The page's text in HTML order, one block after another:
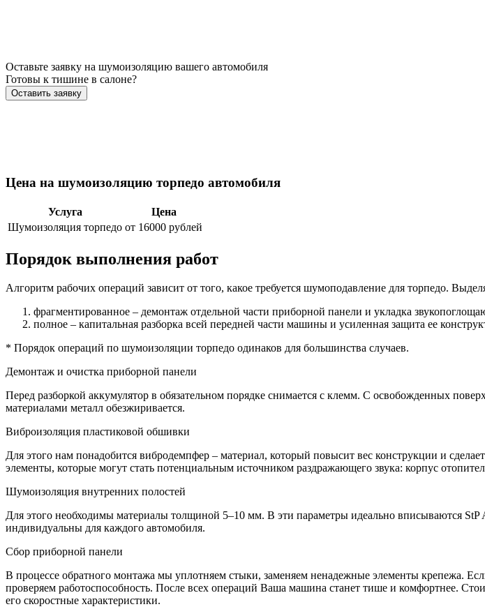
Оставьте заявку на шумоизоляцию вашего автомобиля
Готовы к тишине в салоне?
Оставить заявку
Цена на шумоизоляцию торпедо автомобиля
Услуга
Цена
Шумоизоляция торпедо от 16000 рублей
Порядок выполнения работ
Алгоритм рабочих операций зависит от того, какое требуется шумоподавление для торпедо.
фрагментированное – демонтаж отдельной части приборной панели и укладка
полное – капитальная разборка всей передней части машины и усиленная защита ее
* Порядок операций по шумоизоляции торпедо одинаков для большинства случаев.
Демонтаж и очистка приборной панели
Перед разборкой аккумулятор в обязательном порядке снимается с клемм. С освобожденных
материалами металл обезжиривается.
Виброизоляция пластиковой обшивки
Для этого нам понадобится вибродемпфер – материал, который повысит вес конструкции и
элементы, которые могут стать потенциальным источником раздражающего звука: корпус
Шумоизоляция внутренних полостей
Для этого необходимы материалы толщиной 5–10 мм. В эти параметры идеально вписываются
индивидуальны для каждого автомобиля.
Сбор приборной панели
В процессе обратного монтажа мы уплотняем стыки, заменяем ненадежные элементы крепежа.
проверяем работоспособность. После всех операций Ваша машина станет тише и комфортнее.
его скоростные характеристики.